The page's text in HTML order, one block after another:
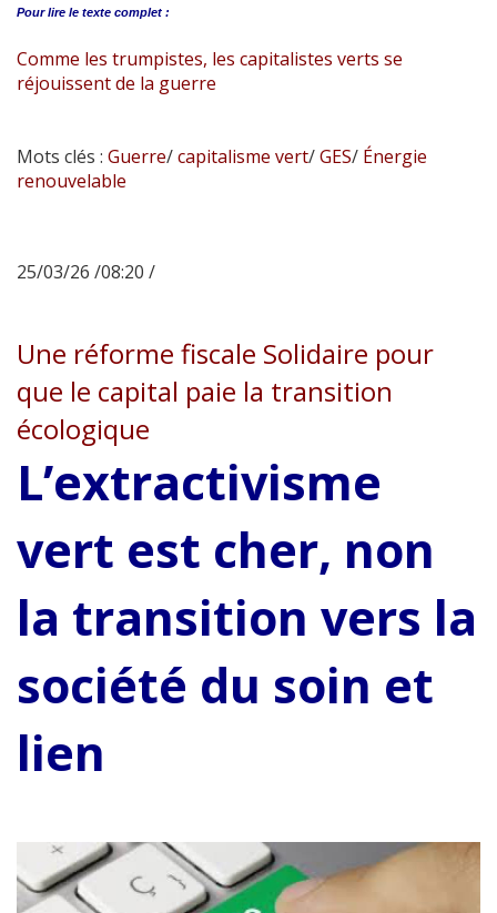
Pour lire le texte complet :
Comme les trumpistes, les capitalistes verts se
réjouissent de la guerre
Mots clés : Guerre/capitalisme vert/GES/ Énergie
renouvelable
25/03/26 /08:20 /
Une réforme fiscale Solidaire pour
que le capital paie la transition
écologique
L’extractivisme
vert est cher, non
la transition vers la
société du soin et
lien